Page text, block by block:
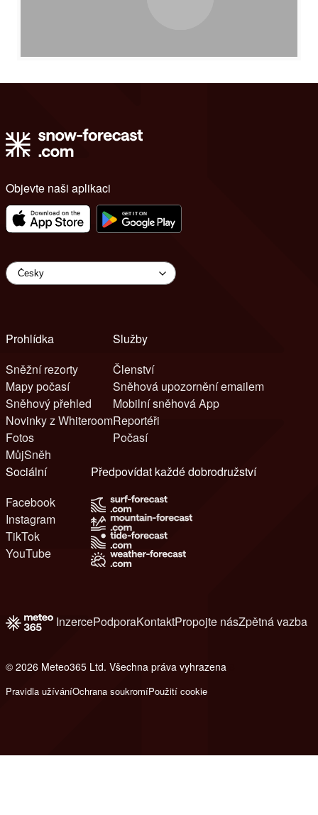
Objevte naši aplikaci
Prohlídka
Sněžní rezorty
Mapy počasí
Sněhový přehled
Novinky z Whiteroom
Fotos
MůjSněh
Služby
Členství
Sněhová upozornění emailem
Mobilní sněhová App
Reportéři
Počasí
Sociální
Facebook
Instagram
TikTok
YouTube
Předpovídat každé dobrodružství
InzercePodporaKontaktPropojte násZpětná vazba
© 2026 Meteo365 Ltd. Všechna práva vyhrazena
Pravidla užíváníOchrana soukromíPoužití cookie